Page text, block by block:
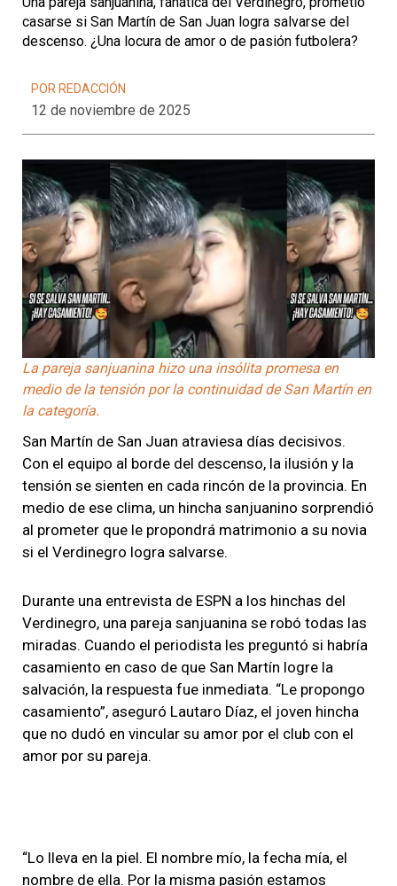
casarse si San Martín de San Juan logra salvarse del
descenso. ¿Una locura de amor o de pasión futbolera?
POR REDACCIÓN
12 de noviembre de 2025
La pareja sanjuanina hizo una insólita promesa en
medio de la tensión por la continuidad de San Martín en
la categoría.
San Martín de San Juan atraviesa días decisivos.
Con el equipo al borde del descenso, la ilusión y la
tensión se sienten en cada rincón de la provincia. En
medio de ese clima, un hincha sanjuanino sorprendió
al prometer que le propondrá matrimonio a su novia
si el Verdinegro logra salvarse.
Durante una entrevista de ESPN a los hinchas del
Verdinegro, una pareja sanjuanina se robó todas las
miradas. Cuando el periodista les preguntó si habría
casamiento en caso de que San Martín logre la
salvación, la respuesta fue inmediata. “Le propongo
casamiento”, aseguró Lautaro Díaz, el joven hincha
que no dudó en vincular su amor por el club con el
amor por su pareja.
“Lo lleva en la piel. El nombre mío, la fecha mía, el
nombre de ella. Por la misma pasión estamos